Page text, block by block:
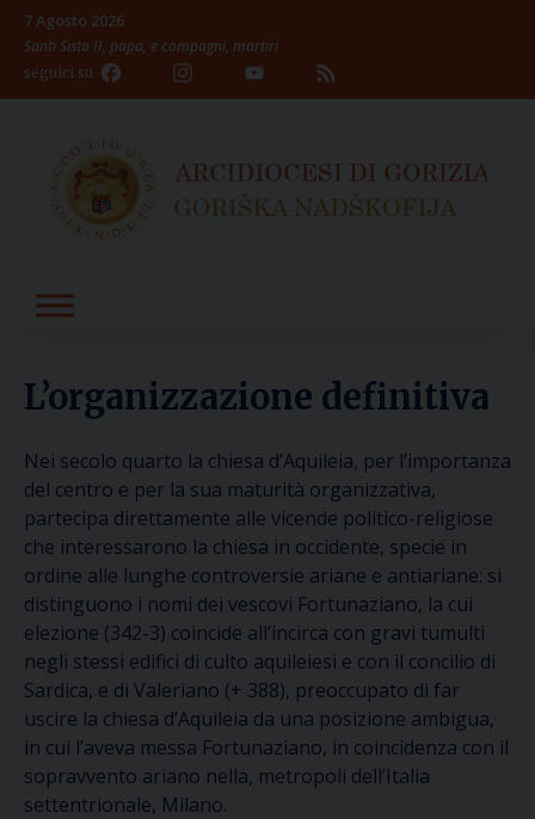
Skip
content
7 Agosto 2026
Santi Sisto II, papa, e compagni, martiri
seguici su Facebook InstagramYouTube
Channel
L’organizzazione definitiva
Nei secolo quarto la chiesa d’Aquileia, per l’importanza
del centro e per la sua maturità organizzativa,
partecipa direttamente alle vicende politico-religiose
che interessarono la chiesa in occidente, specie in
ordine alle lunghe controversie ariane e antiariane: si
distinguono i nomi dei vescovi Fortunaziano, la cui
elezione (342-3) coincide all’incirca con gravi tumulti
negli stessi edifici di culto aquileiesi e con il concilio di
Sardica, e di Valeriano (+ 388), preoccupato di far
uscire la chiesa d’Aquileia da una posizione ambigua,
in cui l’aveva messa Fortunaziano, in coincidenza con il
sopravvento ariano nella, metropoli dell’Italia
settentrionale, Milano.